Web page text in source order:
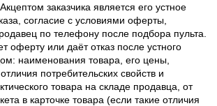
заказчика является его устное
согласие с условиями оферты,
по телефону после подбора пульта.
оферту или даёт отказ после устного
наименования товара, его цены,
потребительских свойств и
товара на складе продавца, от
в карточке товара (если такие отличия